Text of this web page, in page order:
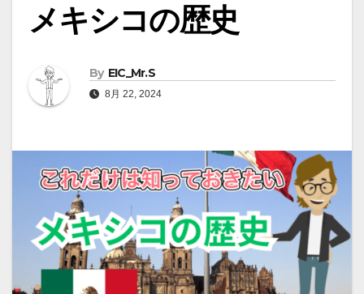
メキシコの歴史
By EIC_Mr.S
8月 22, 2024